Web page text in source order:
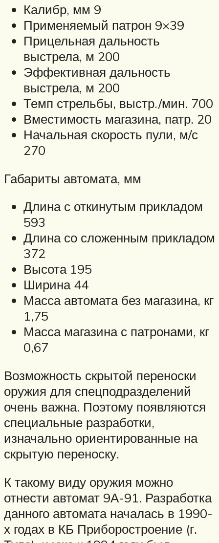
Калибр, мм 9
Применяемый патрон 9×39
Прицельная дальность
выстрела, м 200
Эффективная дальность
выстрела, м 200
Темп стрельбы, выстр./мин. 700
Вместимость магазина, патр. 20
Начальная скорость пули, м/с
270
Габариты автомата, мм
Длина с откинутым прикладом
593
Длина со сложенным прикладом
372
Высота 195
Ширина 44
Масса автомата без магазина, кг
1,75
Масса магазина с патронами, кг
0,67
Возможность скрытой переноски
оружия для спецподразделений
очень важна. Поэтому появляются
специальные разработки,
изначально ориентированные на
скрытую переноску.
К такому виду оружия можно
отнести автомат 9А-91. Разработка
данного автомата началась в 1990-
х годах в КБ Приборостроение (г.